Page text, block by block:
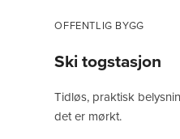
Ski togstasjon
OFFENTLIG BYGG
Tidløs, praktisk
det er mørkt.